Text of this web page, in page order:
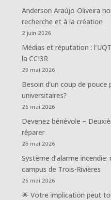
Anderson Araújo-Oliveira
recherche et à la création
2 juin 2026
Médias et réputation :
la CCI3R
29 mai 2026
Besoin d’un coup de
universitaires?
26 mai 2026
Devenez bénévole –
réparer
26 mai 2026
Système d’alarme
campus de Trois-Rivières
26 mai 2026
🌟 Votre implication peut